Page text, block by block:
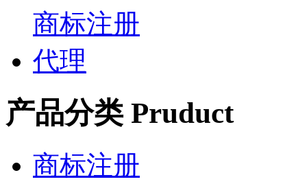
产品分类 Pruduct
商标注册